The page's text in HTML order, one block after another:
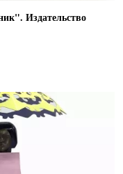
Издательство